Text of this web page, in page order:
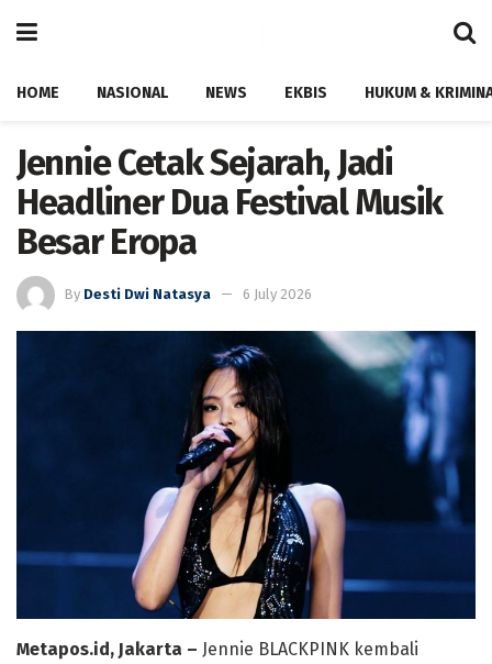
HOME NASIONAL NEWS EKBIS HUKUM &
Jennie Cetak Sejarah, Jadi
Headliner Dua Festival Musik
Besar Eropa
By Desti Dwi Natasya 6 July 2026
Metapos.id, Jakarta – Jennie BLACKPINK kembali